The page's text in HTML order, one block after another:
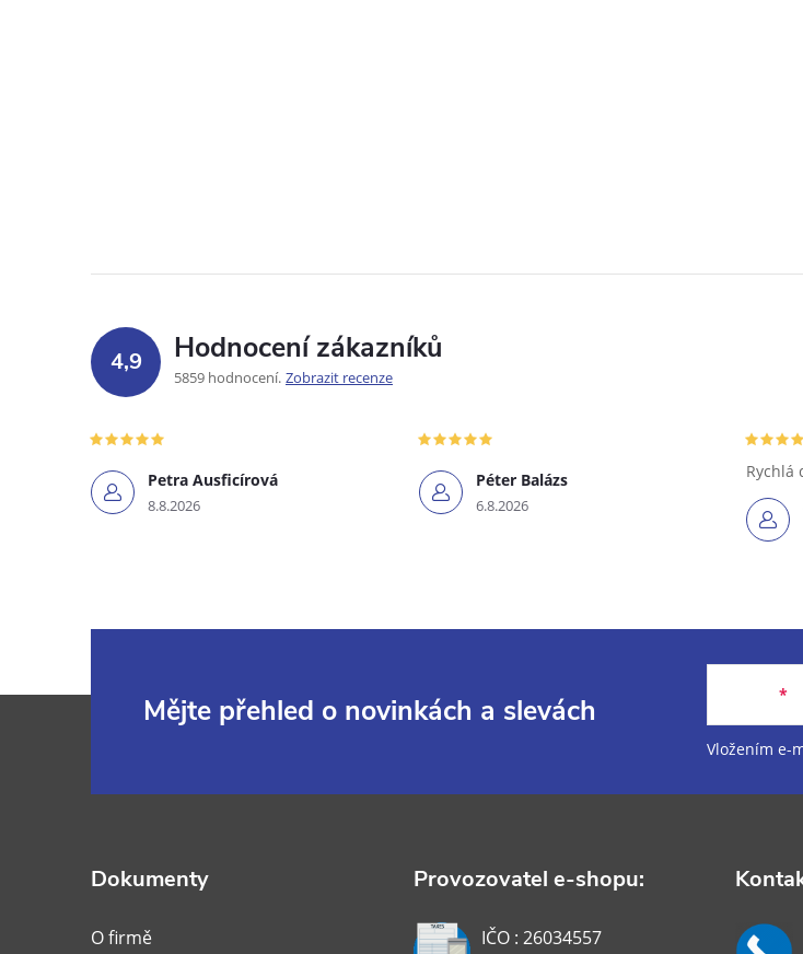
4,9 Hodnocení zákazníků
5859 hodnocení Zobrazit recenze
Petra Ausficírová
8.8.2026
Péter Balázs
6.8.2026
Rychlá
Mějte přehled o novinkách a slevách
Vložením e-
Dokumenty
O firmě
Provozovatel e-shopu:
IČO : 26034557